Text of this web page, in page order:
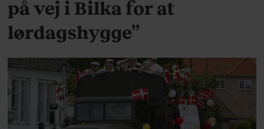
på vej i Bilka for at
lørdagshygge”